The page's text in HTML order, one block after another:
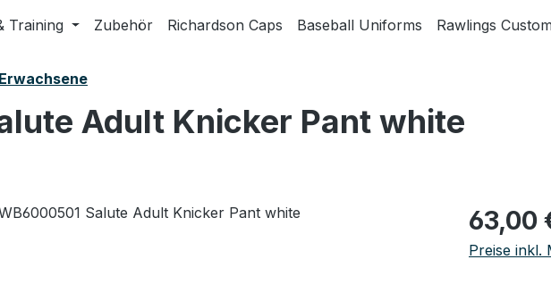
Training Zubehör Richardson Caps Baseball Uniforms Rawlings
Erwachsene
Adult Knicker Pant white
Regulärer
63,00
Preise inkl.